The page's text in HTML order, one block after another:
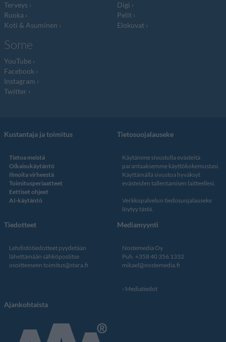
Terveys
Ruoka
Koti & Asuminen
Digi
Pelit
Elokuvat
Some
YouTube
Facebook
Instagram
Twitter
Kustantaja ja toimitus
Tietoa meistä
Oikaisukäytäntö
Ilmoita virheestä
Toimitusperiaatteet
Eettiset ohjeet
AI-käytäntö
Tietosuojalauseke
Käytämme sivustolla evästeitä
parantaaksemme käyttökokemustasi.
Käyttämällä sivustoa hyväksyt
evästeiden tallentamisen laitteellesi.
Verkkopalvelun tiedosuojalauseke
löytyy tästä.
Tiedotteet
Lehdistötiedotteet pyydetään
lähettämään sähköpostitse
osoitteeseen toimitus@stara.fi
Mediamyynti
Nostemedia Oy
Puh. +358 40 356 1332
mikael@nostemedia.fi
Mediatiedot
Ajankohtaista